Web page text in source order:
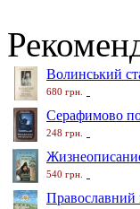
Волинський
680 грн.
Серафимово
248 грн.
540 грн.
Православний